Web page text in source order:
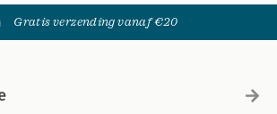
Gratis verzending vanaf €20